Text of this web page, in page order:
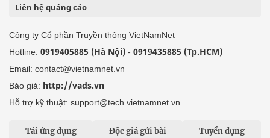
Liên hệ quảng cáo
Công ty Cổ phần Truyền thông VietNamNet
Hotline: 0919405885 (Hà Nội) - 0919435885 (Tp.HCM)
Email: contact@vietnamnet.vn
Báo giá: http://vads.vn
Hỗ trợ kỹ thuật: support@tech.vietnamnet.vn
Tải ứng dụng Độc giả gửi bài Tuyển dụng